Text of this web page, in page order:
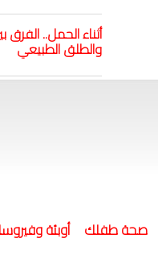
أثناء الحمل.. الفرق
والطلق الطبيعي
صحة طفلك أوبئة